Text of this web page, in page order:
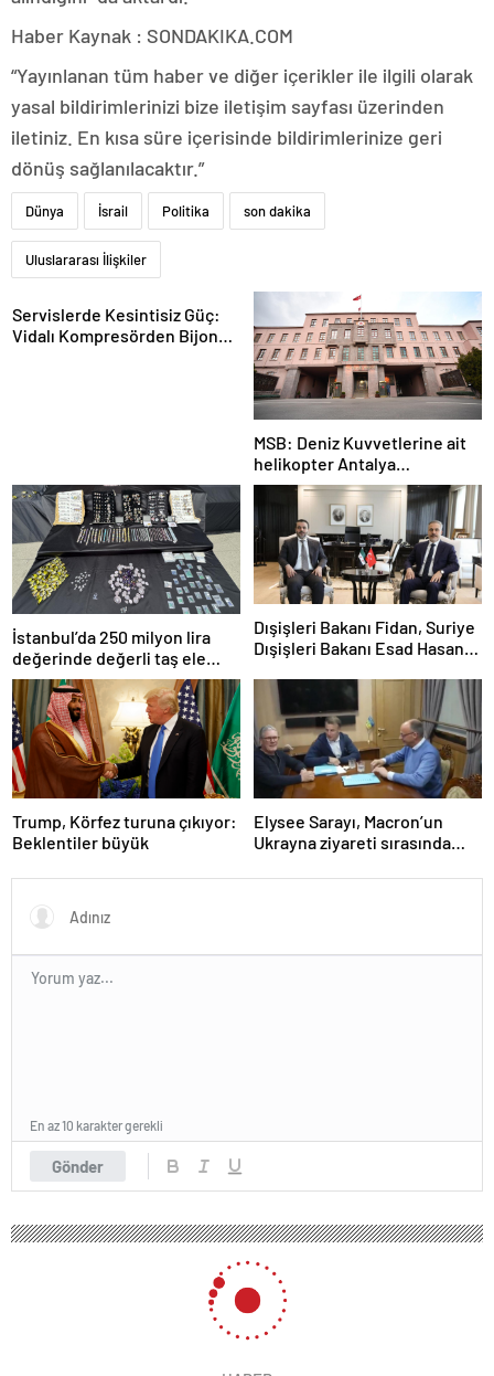
Haber Kaynak : SONDAKIKA.COM
“Yayınlanan tüm haber ve diğer içerikler ile ilgili olarak
yasal bildirimlerinizi bize iletişim sayfası üzerinden
iletiniz. En kısa süre içerisinde bildirimlerinize geri
dönüş sağlanılacaktır.”
Dünya İsrail Politika son dakika
Uluslararası İlişkiler
Servislerde Kesintisiz Güç:
Vidalı Kompresörden Bijon
MSB: Deniz Kuvvetlerine ait
helikopter Antalya
açıklarında acil iniş yaptı
İstanbul’da 250 milyon lira
değerinde değerli taş ele
geçirildi
Dışişleri Bakanı Fidan, Suriye
Dışişleri Bakanı Esad Hasan
Trump, Körfez turuna çıkıyor:
Beklentiler büyük
Elysee Sarayı, Macron’un
Ukrayna ziyareti sırasında
iddiasını yalanladı
Gönder
En az 10 karakter gerekli